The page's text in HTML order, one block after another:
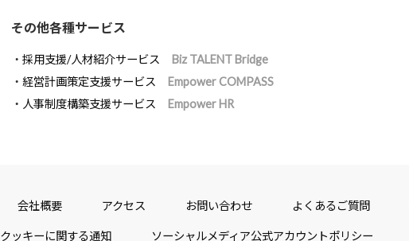
その他各種サービス
採用支援/人材紹介サービス
Biz TALENT Bridge
経営計画策定支援サービス
Empower COMPASS
人事制度構築支援サービス
Empower HR
会社概要 アクセス お問い合わせ よくあるご質問
クッキーに関する通知 ソーシャルメディア公式アカウントポリシー